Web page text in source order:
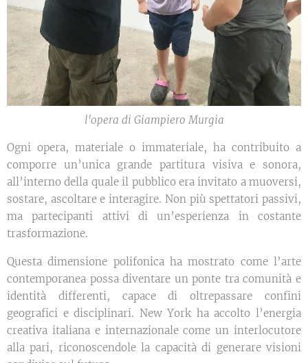
l'opera di Giampiero Murgia
Ogni opera, materiale o immateriale, ha contribuito a
comporre un’unica grande partitura visiva e sonora,
all’interno della quale il pubblico era invitato a muoversi,
sostare, ascoltare e interagire. Non più spettatori passivi,
ma partecipanti attivi di un’esperienza in costante
trasformazione.
Questa dimensione polifonica ha mostrato come l’arte
contemporanea possa diventare un ponte tra comunità e
identità differenti, capace di oltrepassare confini
geografici e disciplinari. New York ha accolto l’energia
creativa italiana e internazionale come un interlocutore
alla pari, riconoscendole la capacità di generare visioni